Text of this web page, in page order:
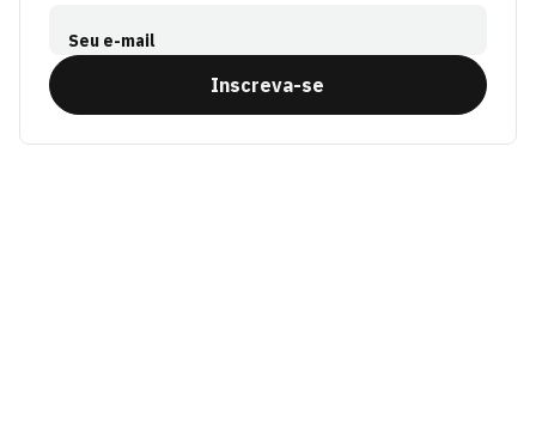
Seu e-mail
Inscreva-se